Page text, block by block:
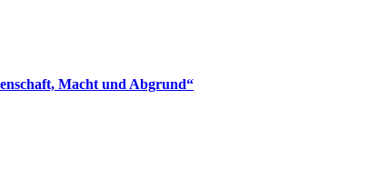
Macht und Abgrund“